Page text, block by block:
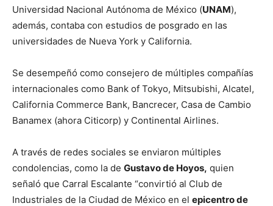
Universidad Nacional Autónoma de México (UNAM),
además, contaba con estudios de posgrado en las
universidades de Nueva York y California.
Se desempeñó como consejero de múltiples compañías
internacionales como Bank of Tokyo, Mitsubishi, Alcatel,
California Commerce Bank, Bancrecer, Casa de Cambio
Banamex (ahora Citicorp) y Continental Airlines.
A través de redes sociales se enviaron múltiples
condolencias, como la de Gustavo de Hoyos, quien
señaló que Carral Escalante “convirtió al Club de
Industriales de la Ciudad de México en el epicentro de